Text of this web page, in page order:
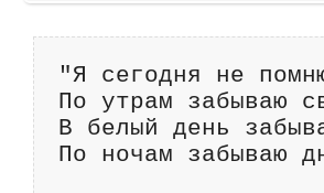
"Я сегодня не
По утрам забываю
В белый день
По ночам забываю